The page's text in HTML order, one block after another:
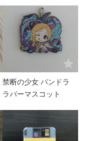
禁断の少女 パンドラ
ラバーマスコット